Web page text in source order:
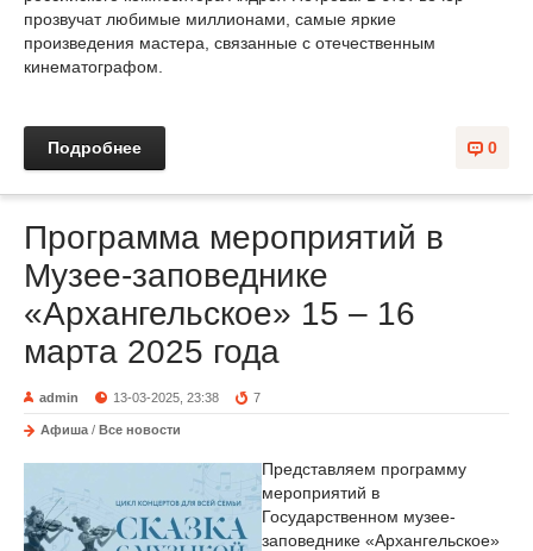
прозвучат любимые миллионами, самые яркие
произведения мастера, связанные с отечественным
кинематографом.
0
Подробнее
Программа мероприятий в
Музее-заповеднике
«Архангельское» 15 – 16
марта 2025 года
admin 13-03-2025, 23:38 7
Афиша / Все новости
Представляем программу
мероприятий в
Государственном музее-
заповеднике «Архангельское»